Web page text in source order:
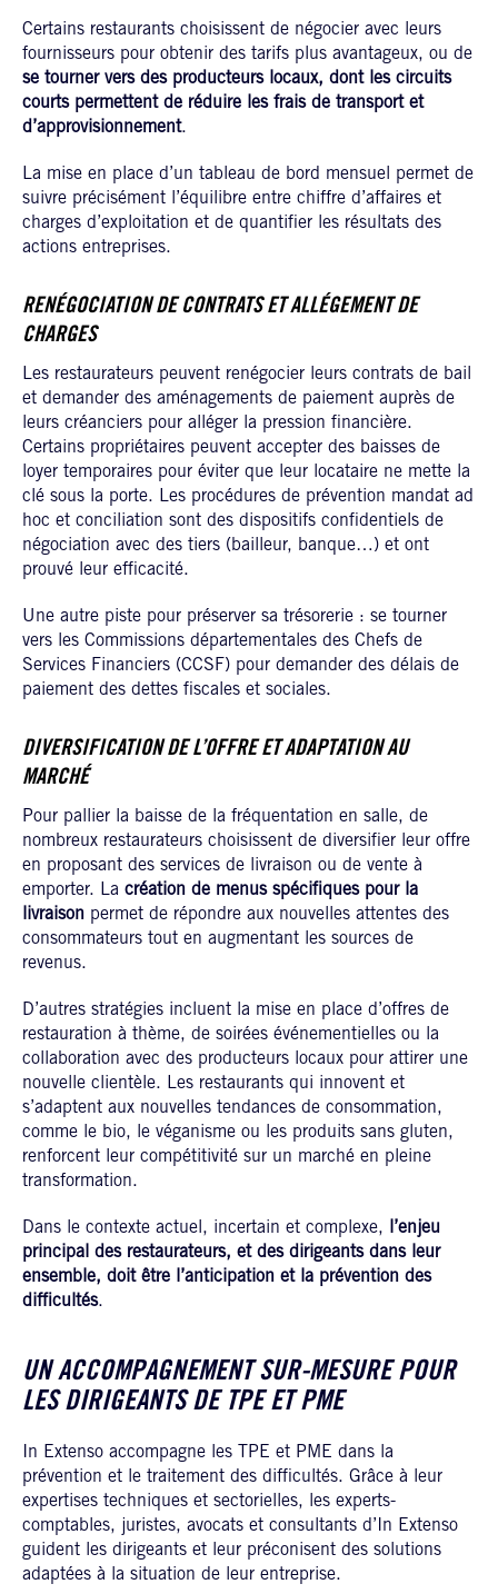
Certains restaurants choisissent de négocier avec leurs
fournisseurs pour obtenir des tarifs plus avantageux, ou de
se tourner vers des producteurs locaux, dont les circuits
courts permettent de réduire les frais de transport et
d’approvisionnement.
La mise en place d’un tableau de bord mensuel permet de
suivre précisément l’équilibre entre chiffre d’affaires et
charges d’exploitation et de quantifier les résultats des
actions entreprises.
RENÉGOCIATION DE CONTRATS ET ALLÉGEMENT DE
CHARGES
Les restaurateurs peuvent renégocier leurs contrats de bail
et demander des aménagements de paiement auprès de
leurs créanciers pour alléger la pression financière.
Certains propriétaires peuvent accepter des baisses de
loyer temporaires pour éviter que leur locataire ne mette la
clé sous la porte. Les procédures de prévention mandat ad
hoc et conciliation sont des dispositifs confidentiels de
négociation avec des tiers (bailleur, banque…) et ont
prouvé leur efficacité.
Une autre piste pour préserver sa trésorerie : se tourner
vers les Commissions départementales des Chefs de
Services Financiers (CCSF) pour demander des délais de
paiement des dettes fiscales et sociales.
DIVERSIFICATION DE L’OFFRE ET ADAPTATION AU
MARCHÉ
Pour pallier la baisse de la fréquentation en salle, de
nombreux restaurateurs choisissent de diversifier leur offre
en proposant des services de livraison ou de vente à
emporter. La création de menus spécifiques pour la
livraison permet de répondre aux nouvelles attentes des
consommateurs tout en augmentant les sources de
revenus.
D’autres stratégies incluent la mise en place d’offres de
restauration à thème, de soirées événementielles ou la
collaboration avec des producteurs locaux pour attirer une
nouvelle clientèle. Les restaurants qui innovent et
s’adaptent aux nouvelles tendances de consommation,
comme le bio, le véganisme ou les produits sans gluten,
renforcent leur compétitivité sur un marché en pleine
transformation.
Dans le contexte actuel, incertain et complexe,
l’enjeu
principal des restaurateurs, et des dirigeants dans leur
ensemble, doit être l’anticipation et la prévention des
difficultés.
UN ACCOMPAGNEMENT SUR-MESURE POUR
LES DIRIGEANTS DE TPE ET PME
In Extenso accompagne les TPE et PME dans la
prévention et le traitement des difficultés. Grâce à leur
expertises techniques et sectorielles, les experts-
comptables, juristes, avocats et consultants d’In Extenso
guident les dirigeants et leur préconisent des solutions
adaptées à la situation de leur entreprise.